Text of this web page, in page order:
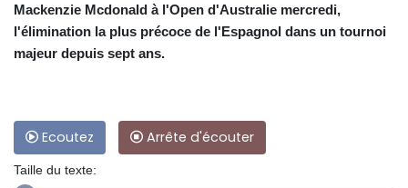
Mackenzie Mcdonald à l'Open d'Australie mercredi,
l'élimination la plus précoce de l'Espagnol dans un tournoi
majeur depuis sept ans.
Ecoutez Arrête d'écouter
Taille du texte: